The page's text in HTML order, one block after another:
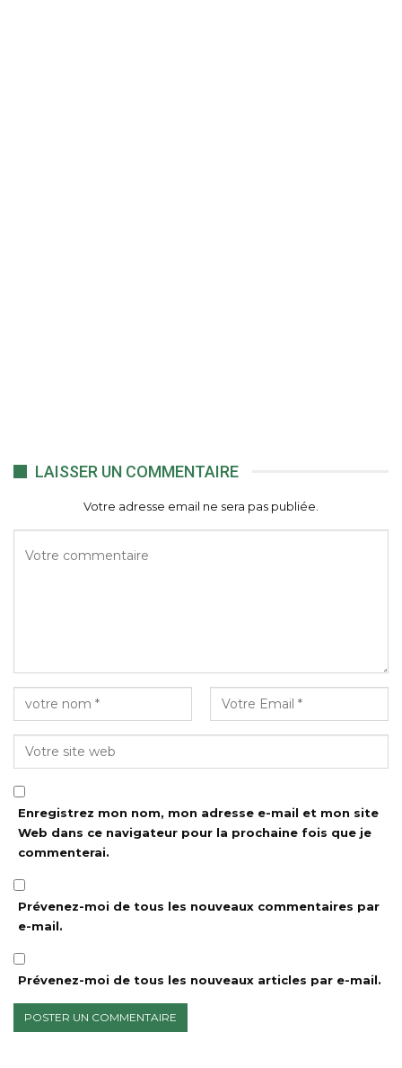
LAISSER UN COMMENTAIRE
Votre adresse email ne sera pas publiée.
Enregistrez mon nom, mon adresse e-mail et mon site
Web dans ce navigateur pour la prochaine fois que je
commenterai.
Prévenez-moi de tous les nouveaux commentaires par
e-mail.
Prévenez-moi de tous les nouveaux articles par e-mail.